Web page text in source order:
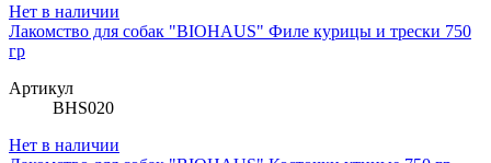
Нет в наличии
Лакомство для собак "BIOHAUS" Филе курицы и трески 750
гр
Артикул
BHS020
Нет в наличии